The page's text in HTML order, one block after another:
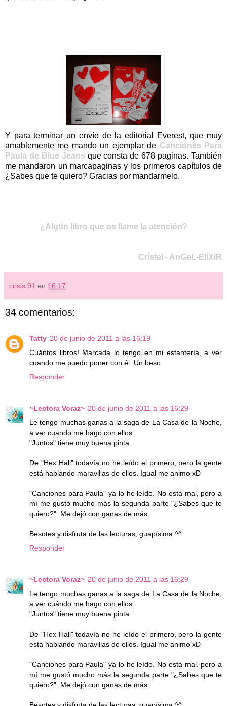
Y para terminar un envío de la editorial Everest, que muy
amablemente me mando un ejemplar de Canciones Para
Paula de Blue Jeans que consta de 678 paginas. También
me mandaron un marcapaginas y los primeros capítulos de
¿Sabes que te quiero? Gracias por mandarmelo.
¿Algún libro que os llame la atención?
Cristel - AnGeL-EliXiR
crisis.91 en 16:17
34 comentarios:
Tatty 20 de junio de 2011 a las 16:19
Cuántos libros! Marcada lo tengo en mi estantería, a ver
cuando me puedo poner con él. Un beso
Responder
~Lectora Voraz~ 20 de junio de 2011 a las 16:29
Le tengo muchas ganas a la saga de La Casa de la Noche,
a ver cuándo me hago con ellos.
"Juntos" tiene muy buena pinta.
De "Hex Hall" todavía no he leído el primero, pero la gente
está hablando maravillas de ellos. Igual me animo xD
"Canciones para Paula" ya lo he leído. No está mal, pero a
mí me gustó mucho más la segunda parte "¿Sabes que te
quiero?". Me dejó con ganas de más.
Besotes y disfruta de las lecturas, guapísima ^^
Responder
~Lectora Voraz~ 20 de junio de 2011 a las 16:29
Le tengo muchas ganas a la saga de La Casa de la Noche,
a ver cuándo me hago con ellos.
"Juntos" tiene muy buena pinta.
De "Hex Hall" todavía no he leído el primero, pero la gente
está hablando maravillas de ellos. Igual me animo xD
"Canciones para Paula" ya lo he leído. No está mal, pero a
mí me gustó mucho más la segunda parte "¿Sabes que te
quiero?". Me dejó con ganas de más.